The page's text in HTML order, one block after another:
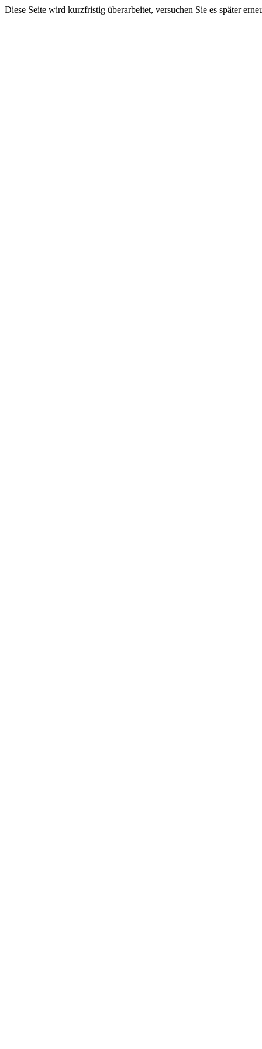
Diese Seite wird kurzfristig überarbeitet, versuchen Sie es später